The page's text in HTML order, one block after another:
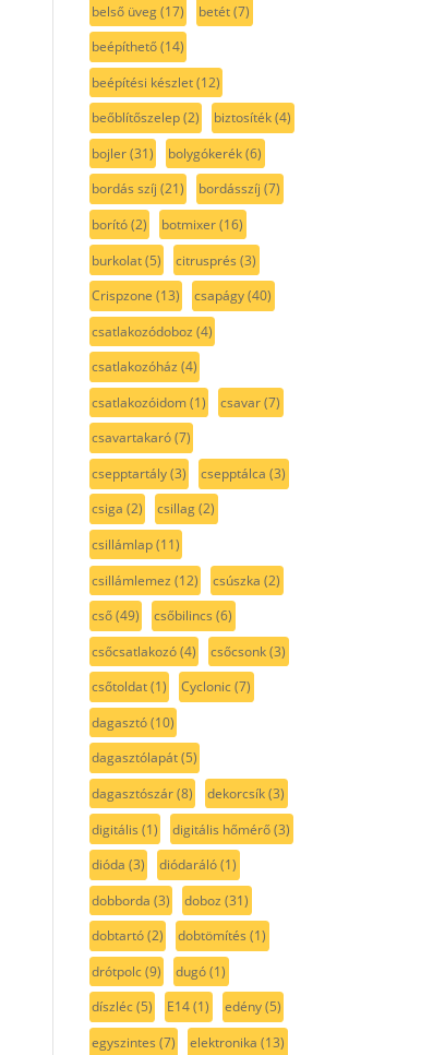
belső üveg(17) betét(7)
beépíthető(14)
beépítési készlet(12)
beőblítőszelep(2) biztosíték(4)
bojler(31) bolygókerék(6)
bordás szíj (21) bordásszíj (7)
borító(2) botmixer(16)
burkolat(5) citrusprés (3)
Crispzone (13) csapágy(40)
csatlakozódoboz (4)
csatlakozóház (4)
csatlakozóidom(1) csavar(7)
csavartakaró(7)
csepptartály(3) csepptálca (3)
csiga (2) csillag(2)
csillámlap(11)
csillámlemez (12) csúszka (2)
cső(49) csőbilincs (6)
csőcsatlakozó(4) csőcsonk(3)
csőtoldat(1) Cyclonic(7)
dagasztó(10)
dagasztólapát(5)
dagasztószár(8) dekorcsík(3)
digitális (1) digitális hőmérő(3)
dióda (3) diódaráló(1)
dobborda (3) doboz (31)
dobtartó(2) dobtömítés (1)
drótpolc(9) dugó(1)
díszléc(5) E14(1) edény(5)
egyszintes (7) elektronika (13)